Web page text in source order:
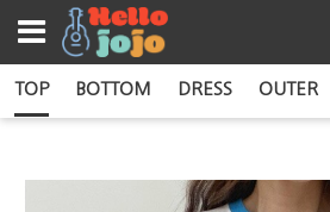
TOP BOTTOM DRESS OUTER